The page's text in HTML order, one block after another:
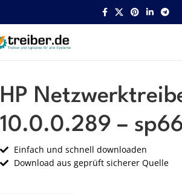
Startseite HP Netzwerk
HP
10.0.0.289 –
Einfach und schnell downloaden
Download aus geprüft sicherer Quelle